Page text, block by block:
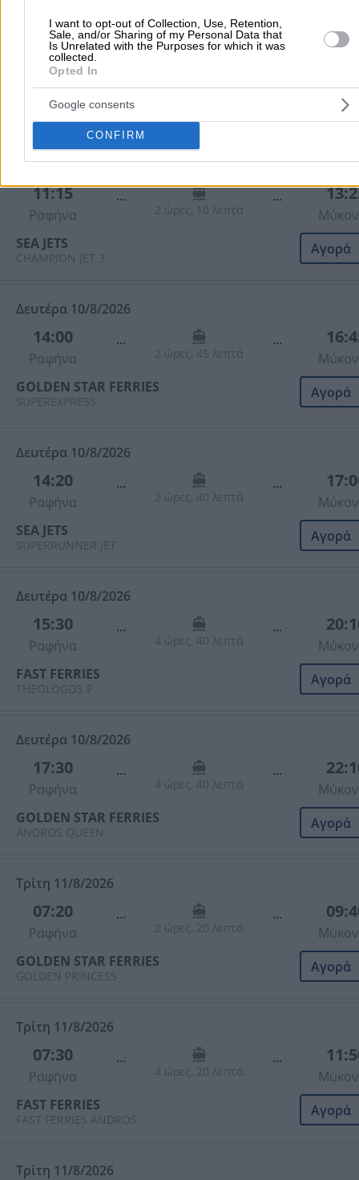
I want to opt-out of Collection, Use, Retention,
Sale, and/or Sharing of my Personal Data that
Is Unrelated with the Purposes for which it was
collected.
Opted In
Google consents
CONFIRM
Δευτέρα 10/8/2026
08:40
Ραφήνα
... ...
SEA JETS
SUPERSTAR
Αγορά
Δευτέρα 10/8/2026
11:15
Ραφήνα
...
2 ώρες, 10 λεπτά
...
SEA JETS
CHAMPION JET 3
Αγορά
Δευτέρα 10/8/2026
14:00
Ραφήνα
...
2 ώρες, 45 λεπτά
...
GOLDEN STAR FERRIES
SUPEREXPRESS
Αγορά
Δευτέρα 10/8/2026
14:20
Ραφήνα
...
2 ώρες, 40 λεπτά
...
SEA JETS
SUPERRUNNER JET
Αγορά
Δευτέρα 10/8/2026
15:30
Ραφήνα
...
4 ώρες, 40 λεπτά
...
FAST FERRIES
THEOLOGOS P
Αγορά
Δευτέρα 10/8/2026
17:30
Ραφήνα
...
4 ώρες, 40 λεπτά
...
GOLDEN STAR FERRIES
ANDROS QUEEN
Αγορά
Τρίτη 11/8/2026
07:20
Ραφήνα
...
2 ώρες, 20 λεπτά
...
GOLDEN STAR FERRIES
GOLDEN PRINCESS
Αγορά
Τρίτη 11/8/2026
07:30
Ραφήνα
...
4 ώρες, 20 λεπτά
...
FAST FERRIES
FAST FERRIES ANDROS
Αγορά
Τρίτη 11/8/2026